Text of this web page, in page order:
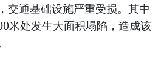
交通基础设施严重受损。其中
米处发生大面积塌陷，造成该